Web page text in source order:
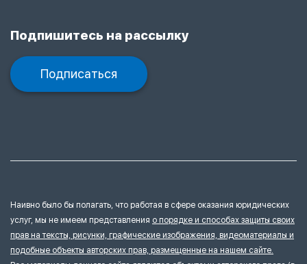
Подпишитесь на рассылку
Подписаться
Наивно было бы полагать, что работая в сфере оказания юридических
услуг, мы не имеем представления о порядке и способах защиты своих
прав на тексты, рисунки, графические изображения, видеоматериалы и
подобные объекты авторских прав, размещенные на нашем сайте.